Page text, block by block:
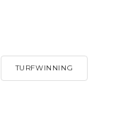
TURFWINNING